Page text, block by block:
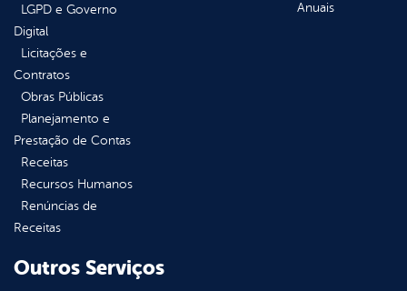
LGPD e Governo
Digital
Licitações e
Contratos
Obras Públicas
Planejamento e
Prestação de Contas
Receitas
Recursos Humanos
Renúncias de
Receitas
Anuais
Outros Serviços